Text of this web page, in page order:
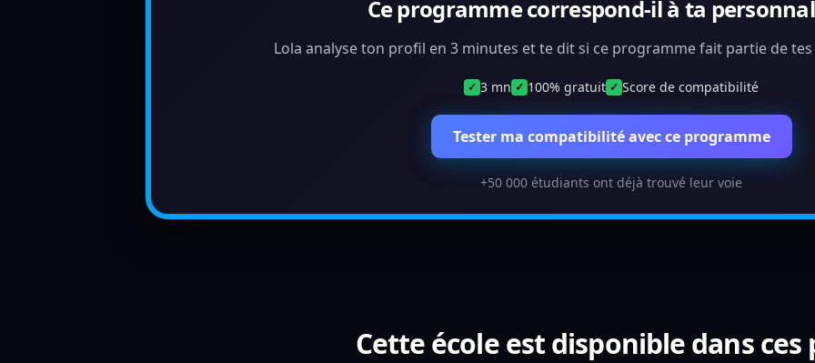
Ce programme correspond-il à ta
Lola analyse ton profil en 3 minutes et te dit si ce programme fait partie de
✓ 3 mn ✓ 100% gratuit ✓ Score de compatibilité
Tester ma compatibilité avec ce programme
+50 000 étudiants ont déjà trouvé leur voie
Cette école est disponible dans ces